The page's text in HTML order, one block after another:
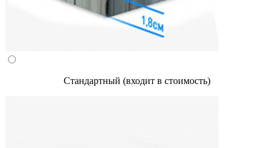
Стандартный (входит в стоимость)